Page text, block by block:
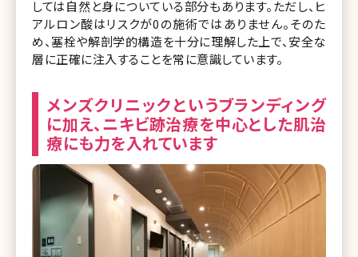
しては自然と身についている部分もあります。ただし、ヒ
アルロン酸はリスクが0の施術ではありません。そのた
め、塞栓や解剖学的構造を十分に理解した上で、安全な
層に正確に注入することを常に意識しています。
メンズクリニックというブランディング
に加え、ニキビ跡治療を中心とした肌治
療にも力を入れています